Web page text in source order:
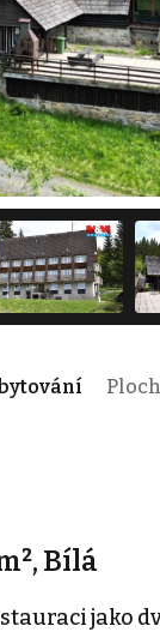
Bílá
jako